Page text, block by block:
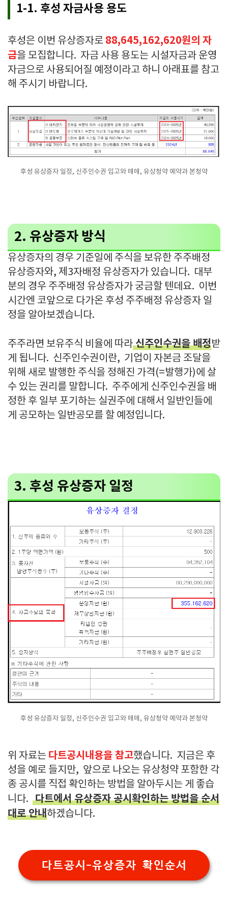
1-1. 후성 자금사용 용도
후성은 이번 유상증자로 88,645,162,620원의 자
금을 모집합니다. 자금 사용 용도는 시설자금과 운영
자금으로 사용되어질 예정이라고 하니 아래표를 참고
해 주시기 바랍니다.
후성 유상증자 일정, 신주인수권 입고와 매매, 유상청약 예약과 본청약
2. 유상증자 방식
유상증자의 경우 기준일에 주식을 보유한 주주배정
유상증자와, 제3자배정 유상증자가 있습니다. 대부
분의 경우 주주배정 유상증자가 궁금할 텐데요. 이번
시간엔 코앞으로 다가온 후성 주주배정 유상증자 일
정을 알아보겠습니다.
주주라면 보유주식 비율에 따라신주인수권을 배정받
게 됩니다. 신주인수권이란, 기업이 자본금 조달을
위해 새로 발행한 주식을 정해진 가격(=발행가)에 살
수 있는 권리를 말합니다. 주주에게 신주인수권을 배
정한 후 일부 포기하는 실권주에 대해서 일반인들에
게 공모하는 일반공모를 할 예정입니다.
3. 후성 유상증자 일정
후성 유상증자 일정, 신주인수권 입고와 매매, 유상청약 예약과 본청약
위 자료는 다트공시내용을 참고했습니다. 지금은 후
성을 예로 들지만, 앞으로 나오는 유상청약 포함한 각
종 공시를 직접 확인하는 방법을 알아두시는 게 좋습
니다. 다트에서 유상증자 공시확인하는 방법을 순서
대로 안내하겠습니다.
다트공시-유상증자 확인순서